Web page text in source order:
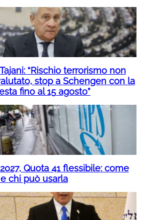
“Rischio terrorismo non
stop a Schengen con la
fino al 15 agosto”
Quota 41 flessibile: come
chi può usarla